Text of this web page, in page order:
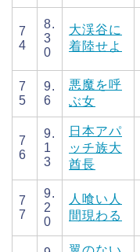
7
4
8.
3
0
大渓谷に
着陸せよ
7
5
9.
6
悪魔を呼
ぶ女
7
6
9.
1
3
日本アパ
ッチ族大
酋長
7
7
9.
2
0
人喰い人
間現わる